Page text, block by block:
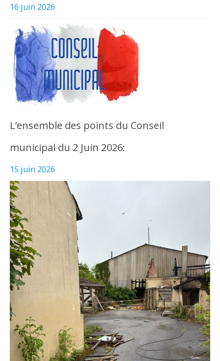
16 juin 2026
L’ensemble des points du Conseil
municipal du 2 Juin 2026:
15 juin 2026